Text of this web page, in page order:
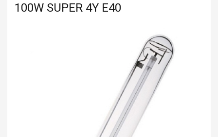
100W SUPER 4Y E40